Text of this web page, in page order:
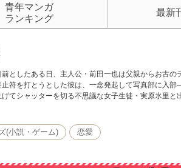
青年マンガ
ランキング
最新
としたある日、主人公・前田一也は父親からお古
止符を打とうとした彼は、一念発起して写真部に入
てシャッターを切る不思議な女子生徒・実原氷里と
(小説・ゲーム) 恋愛